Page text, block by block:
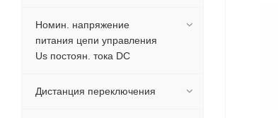
Номин. напряжение
питания цепи управления
Us постоян. тока DC
Дистанция переключения